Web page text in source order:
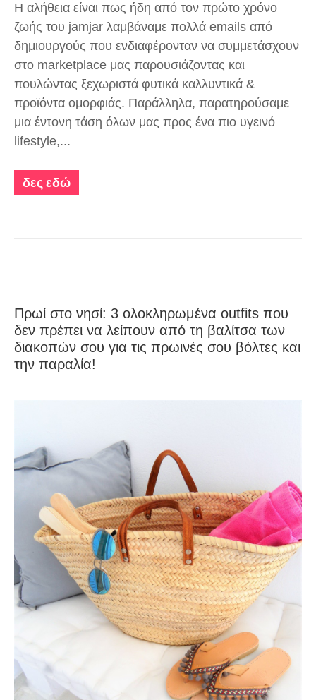
Η αλήθεια είναι πως ήδη από τον πρώτο χρόνο
ζωής του jamjar λαμβάναμε πολλά emails από
δημιουργούς που ενδιαφέρονταν να συμμετάσχουν
στο marketplace μας παρουσιάζοντας και
πουλώντας ξεχωριστά φυτικά καλλυντικά &
προϊόντα ομορφιάς. Παράλληλα, παρατηρούσαμε
μια έντονη τάση όλων μας προς ένα πιο υγεινό
lifestyle,...
δες εδώ
Πρωί στο νησί: 3 ολοκληρωμένα outfits που
δεν πρέπει να λείπουν από τη βαλίτσα των
διακοπών σου για τις πρωινές σου βόλτες και
την παραλία!